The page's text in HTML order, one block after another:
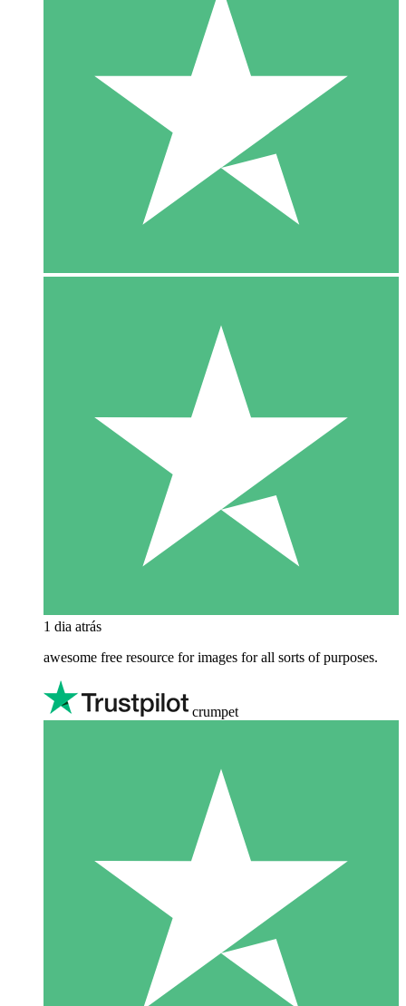
1 dia atrás
awesome free resource for images for all sorts of purposes.
crumpet